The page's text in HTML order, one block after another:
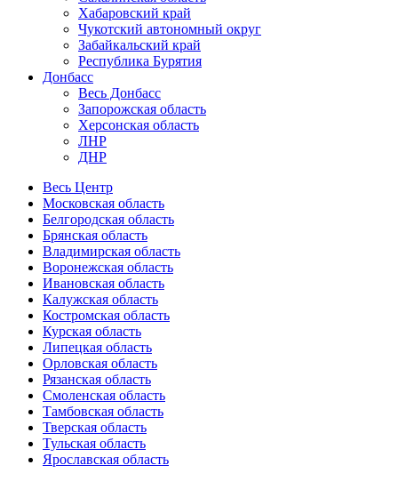
Хабаровский край
Чукотский автономный округ
Забайкальский край
Республика Бурятия
Донбасс
Весь Донбасс
Запорожская область
Херсонская область
ЛНР
ДНР
Весь Центр
Московская область
Белгородская область
Брянская область
Владимирская область
Воронежская область
Ивановская область
Калужская область
Костромская область
Курская область
Липецкая область
Орловская область
Рязанская область
Смоленская область
Тамбовская область
Тверская область
Тульская область
Ярославская область